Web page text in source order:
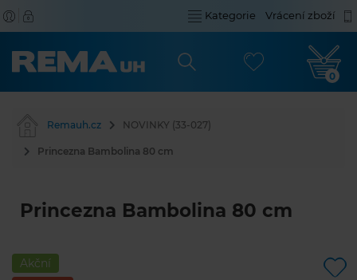
Kategorie Vrácení zboží
0
Remauh.cz NOVINKY (33-027)
Princezna Bambolina 80 cm
Princezna Bambolina 80 cm
Akční